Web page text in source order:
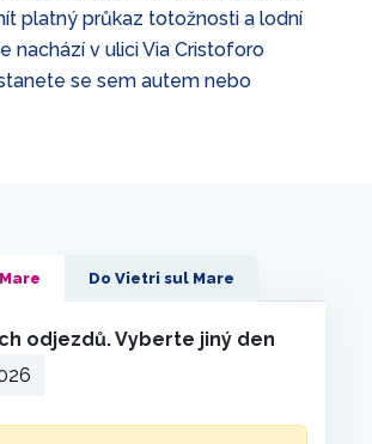
platný průkaz totožnosti a lodní
nachází v ulici Via Cristoforo
se sem autem nebo
Do Vietri sul Mare
odjezdů. Vyberte jiný den